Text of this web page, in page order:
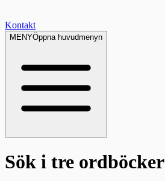
Kontakt
MENYÖppna huvudmenyn
Sök i tre ordböcker